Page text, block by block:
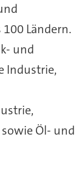
Ländern.
und
Industrie,
Öl- und